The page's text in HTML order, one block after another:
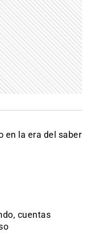
en la era del saber
cuentas